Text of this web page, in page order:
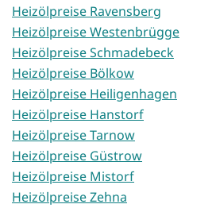
Heizölpreise Ravensberg
Heizölpreise Westenbrügge
Heizölpreise Schmadebeck
Heizölpreise Bölkow
Heizölpreise Heiligenhagen
Heizölpreise Hanstorf
Heizölpreise Tarnow
Heizölpreise Güstrow
Heizölpreise Mistorf
Heizölpreise Zehna